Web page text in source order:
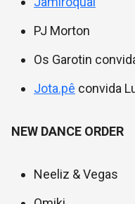
PJ Morton
Os Garotin
Jota.pê convida
NEW DANCE ORDER
Neeliz & Vegas